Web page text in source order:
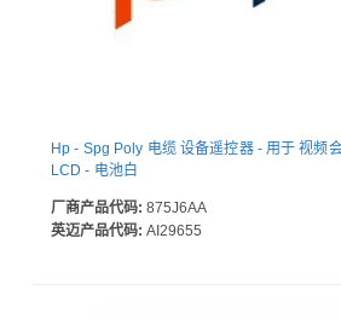
Hp - Spg Poly 电缆 设备遥控器 - 用于 视频
LCD - 电池白
厂商产品代码: 875J6AA
英迈产品代码: AI29655